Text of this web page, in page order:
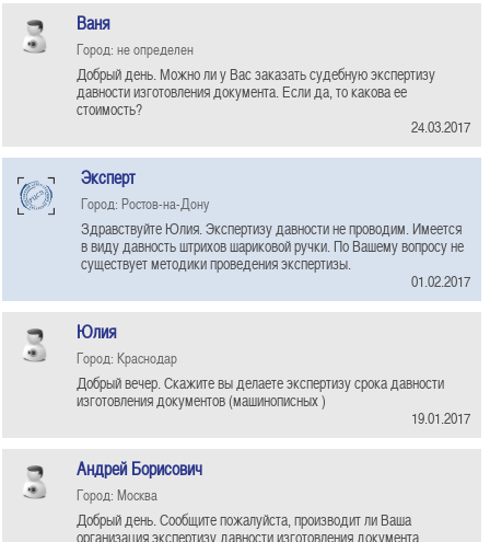
Ваня
Город: не определен
Добрый день. Можно ли у Вас заказать судебную экспертизу
давности изготовления документа. Если да, то какова ее
стоимость?
24.03.2017
Эксперт
Город: Ростов-на-Дону
Здравствуйте Юлия. Экспертизу давности не проводим. Имеется
в виду давность штрихов шариковой ручки. По Вашему вопросу не
существует методики проведения экспертизы.
01.02.2017
Юлия
Город: Краснодар
Добрый вечер. Скажите вы делаете экспертизу срока давности
изготовления документов (машинописных )
19.01.2017
Андрей Борисович
Город: Москва
Добрый день. Сообщите пожалуйста, производит ли Ваша
организация экспертизу давности изготовления документа.